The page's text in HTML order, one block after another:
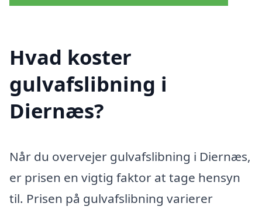
Hvad koster
gulvafslibning i
Diernæs?
Når du overvejer gulvafslibning i Diernæs,
er prisen en vigtig faktor at tage hensyn
til. Prisen på gulvafslibning varierer